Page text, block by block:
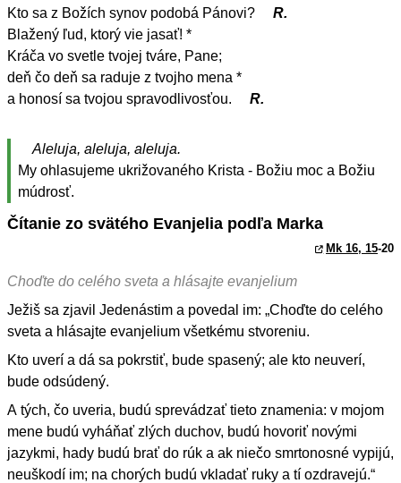
Kto sa z Božích synov podobá Pánovi?
R.
Blažený ľud, ktorý vie jasať! *
Kráča vo svetle tvojej tváre, Pane;
deň čo deň sa raduje z tvojho mena *
a honosí sa tvojou spravodlivosťou.
R.
Aleluja, aleluja, aleluja.
My ohlasujeme ukrižovaného Krista - Božiu moc a Božiu
múdrosť.
Čítanie zo svätého Evanjelia podľa Marka
Mk 16, 15-20
Choďte do celého sveta a hlásajte evanjelium
Ježiš sa zjavil Jedenástim a povedal im: „Choďte do celého
sveta a hlásajte evanjelium všetkému stvoreniu.
Kto uverí a dá sa pokrstiť, bude spasený; ale kto neuverí,
bude odsúdený.
A tých, čo uveria, budú sprevádzať tieto znamenia: v mojom
mene budú vyháňať zlých duchov, budú hovoriť novými
jazykmi, hady budú brať do rúk a ak niečo smrtonosné vypijú,
neuškodí im; na chorých budú vkladať ruky a tí ozdravejú.“